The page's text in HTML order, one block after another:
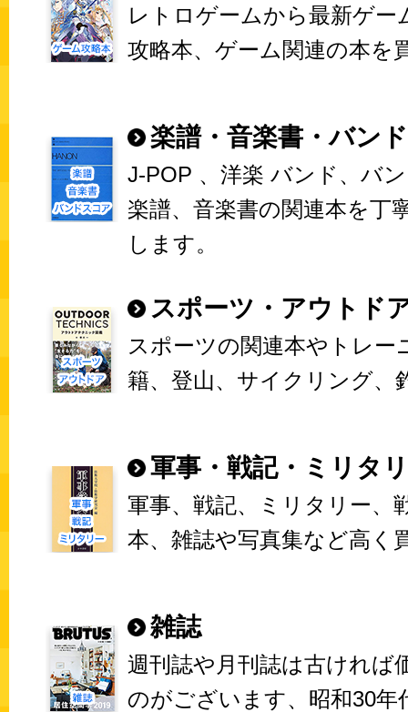
レトロゲームから最新ゲー
攻略本、ゲーム関連の本を
楽譜・音楽書・バン
J-POP 、洋楽 バンド、バ
楽譜、音楽書の関連本を丁
します。
スポーツ・アウトド
スポーツの関連本やトレー
籍、登山、サイクリング、
軍事・戦記・ミリタ
軍事、戦記、ミリタリー、
本、雑誌や写真集など高く
雑誌
週刊誌や月刊誌は古ければ
のがございます、昭和30年